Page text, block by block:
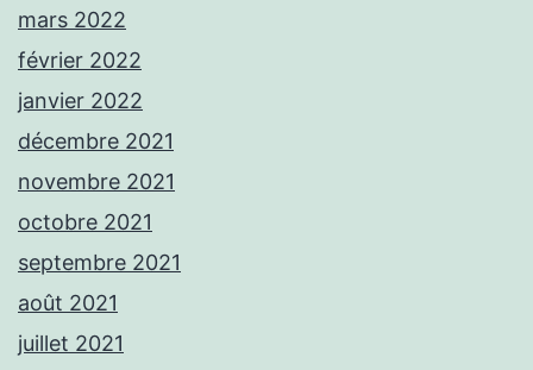
mars 2022
février 2022
janvier 2022
décembre 2021
novembre 2021
octobre 2021
septembre 2021
août 2021
juillet 2021